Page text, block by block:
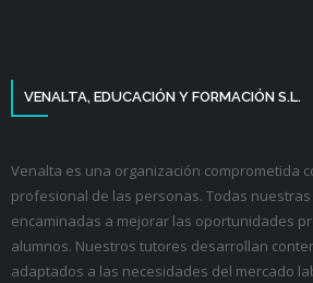
VENALTA, EDUCACIÓN Y FORMACIÓN S.L.
Venalta es una organización comprometida
profesional de las personas. Todas
encaminadas a mejorar las oportunidades
alumnos. Nuestros tutores desarrollan
adaptados a las necesidades del mercado